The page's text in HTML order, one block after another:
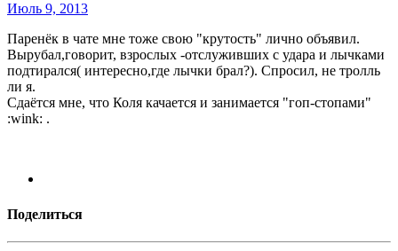
Июль 9, 2013
Паренёк в чате мне тоже свою "крутость" лично объявил.
Вырубал,говорит, взрослых -отслуживших с удара и лычками
подтирался( интересно,где лычки брал?). Спросил, не тролль
ли я.
Сдаётся мне, что Коля качается и занимается "гоп-стопами"
:wink: .
Поделиться